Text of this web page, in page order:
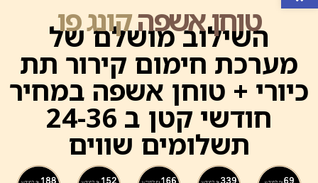
טוחן אשפהקונג פו
השילוב מושלם של
מערכת חימום קירור תת
כיורי + טוחן אשפה במחיר
חודשי קטן ב 24-36
תשלומים שווים